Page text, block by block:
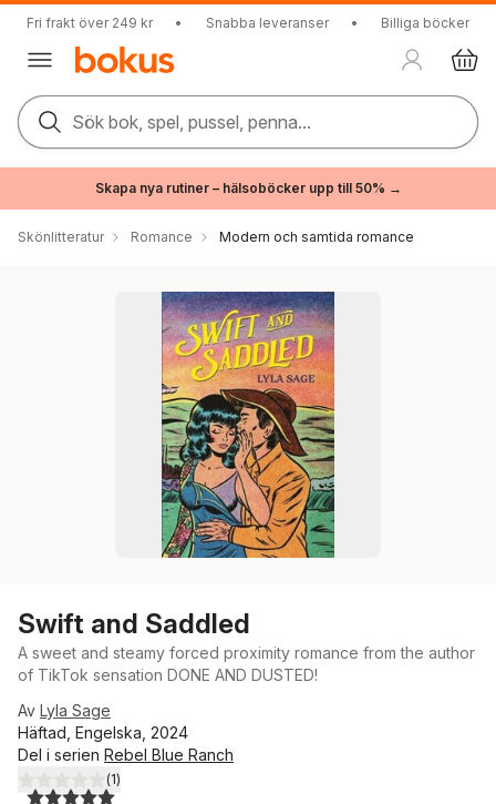
Fri frakt över 249 kr • Snabba leveranser • Billiga böcker
Sök bok, spel, pussel, penna...
Skapa nya rutiner – hälsoböcker upp till 50% →
Skönlitteratur Romance Modern och samtida romance
Swift and Saddled
A sweet and steamy forced proximity romance from the author
of TikTok sensation DONE AND DUSTED!
Av Lyla Sage
Häftad, Engelska, 2024
Del i serien Rebel Blue Ranch
5,0utav 5 stjärnor. Totalt antal röster:
(1)